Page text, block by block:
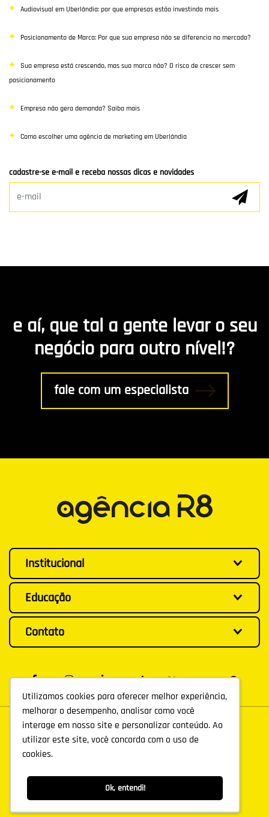
Utilizamos cookies para oferecer melhor experiência,
melhorar o desempenho, analisar como você
interage em nosso site e personalizar conteúdo. Ao
utilizar este site, você concorda com o uso de
cookies.
Ok, entendi!
Utilizamos cookies para oferecer melhor experiência,
melhorar o desempenho, analisar como você
interage em nosso site e personalizar conteúdo. Ao
utilizar este site, você concorda com o uso de
cookies.
Ok, entendi!
E-commerce
Poisiconamento e Branding
SEO
Marketing Digital
Desenvolvimento de app
R8 Indica
Gestão
Audiovisual em Uberlândia: por que empresas estão investindo mais
Posicionamento de Marca: Por que sua empresa não se diferencia no mercado?
Sua empresa está crescendo, mas sua marca não? O risco de crescer sem
posicionamento
Empresa não gera demanda? Saiba mais
Como escolher uma agência de marketing em Uberlândia
cadastre-se e-mail e receba nossas dicas e novidades
e aí, que tal a gente levar o seu
negócio para outro nível!?
fale com um especialista
Institucional
Educação
Contato
. TODOS OS DIREITOS RESERVADOS.